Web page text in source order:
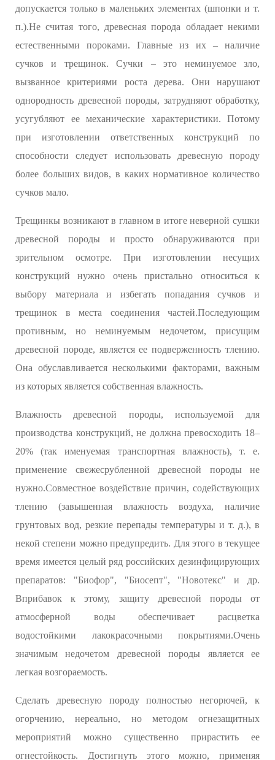
допускается только в маленьких элементах (шпонки и т.
п.).Не считая того, древесная порода обладает некими
естественными пороками. Главные из их – наличие
сучков и трещинок. Сучки – это неминуемое зло,
вызванное критериями роста дерева. Они нарушают
однородность древесной породы, затрудняют обработку,
усугубляют ее механические характеристики. Потому
при изготовлении ответственных конструкций по
способности следует использовать древесную породу
более больших видов, в каких нормативное количество
сучков мало.
Трещинкы возникают в главном в итоге неверной сушки
древесной породы и просто обнаруживаются при
зрительном осмотре. При изготовлении несущих
конструкций нужно очень пристально относиться к
выбору материала и избегать попадания сучков и
трещинок в места соединения частей.Последующим
противным, но неминуемым недочетом, присущим
древесной породе, является ее подверженность тлению.
Она обуславливается несколькими факторами, важным
из которых является собственная влажность.
Влажность древесной породы, используемой для
производства конструкций, не должна превосходить 18–
20% (так именуемая транспортная влажность), т. е.
применение свежесрубленной древесной породы не
нужно.Совместное воздействие причин, содействующих
тлению (завышенная влажность воздуха, наличие
грунтовых вод, резкие перепады температуры и т. д.), в
некой степени можно предупредить. Для этого в текущее
время имеется целый ряд российских дезинфицирующих
препаратов: "Биофор", "Биосепт", "Новотекс" и др.
Вприбавок к этому, защиту древесной породы от
атмосферной воды обеспечивает расцветка
водостойкими лакокрасочными покрытиями.Очень
значимым недочетом древесной породы является ее
легкая возгораемость.
Сделать древесную породу полностью негорючей, к
огорчению, нереально, но методом огнезащитных
мероприятий можно существенно прирастить ее
огнестойкость. Достигнуть этого можно, применяя